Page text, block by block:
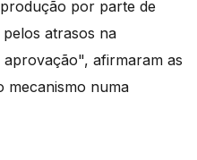
por parte de
atrasos na
afirmaram as
mecanismo numa